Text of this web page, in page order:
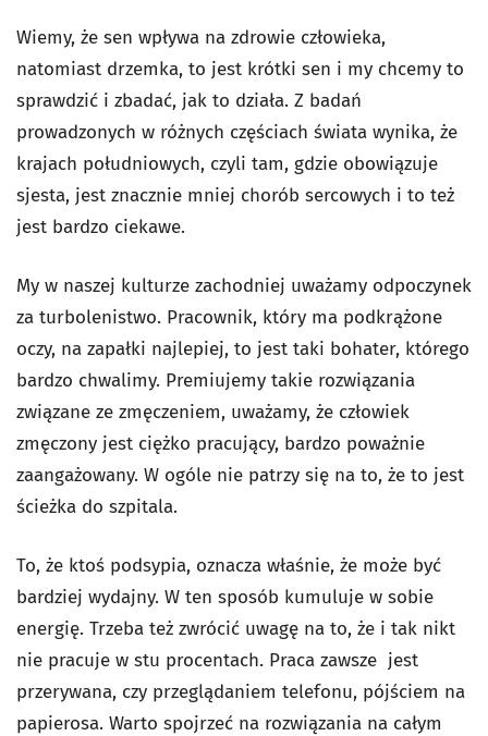
Wiemy, że sen wpływa na zdrowie człowieka,
natomiast drzemka, to jest krótki sen i my chcemy to
sprawdzić i zbadać, jak to działa. Z badań
prowadzonych w różnych częściach świata wynika, że
krajach południowych, czyli tam, gdzie obowiązuje
sjesta, jest znacznie mniej chorób sercowych i to też
jest bardzo ciekawe.
My w naszej kulturze zachodniej uważamy odpoczynek
za turbolenistwo. Pracownik, który ma podkrążone
oczy, na zapałki najlepiej, to jest taki bohater, którego
bardzo chwalimy. Premiujemy takie rozwiązania
związane ze zmęczeniem, uważamy, że człowiek
zmęczony jest ciężko pracujący, bardzo poważnie
zaangażowany. W ogóle nie patrzy się na to, że to jest
ścieżka do szpitala.
To, że ktoś podsypia, oznacza właśnie, że może być
bardziej wydajny. W ten sposób kumuluje w sobie
energię. Trzeba też zwrócić uwagę na to, że i tak nikt
nie pracuje w stu procentach. Praca zawsze jest
przerywana, czy przeglądaniem telefonu, pójściem na
papierosa. Warto spojrzeć na rozwiązania na całym